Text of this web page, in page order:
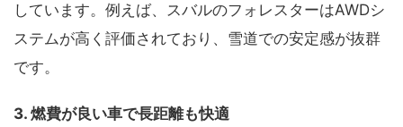
しています。例えば、スバルのフォレスターはAWDシ
ステムが高く評価されており、雪道での安定感が抜群
です。
3. 燃費が良い車で長距離も快適